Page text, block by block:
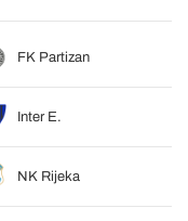
FK Partizan
Inter E.
NK Rijeka